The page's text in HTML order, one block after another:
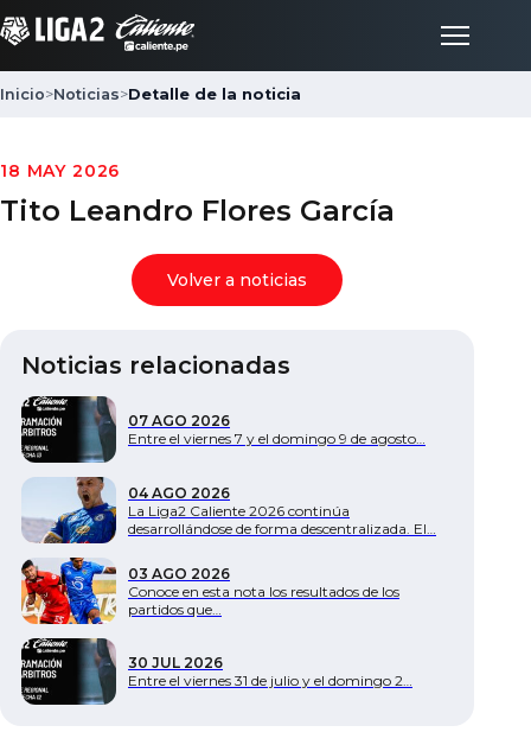
Inicio
LigaFan
Clubes
Noticias
Documentos
Inicio>Noticias>Detalle de la noticia
18 MAY 2026
Tito Leandro Flores García
Volver a noticias
Noticias relacionadas
07 AGO 2026
Entre el viernes 7 y el domingo 9 de agosto…
04 AGO 2026
La Liga2 Caliente 2026 continúa
desarrollándose de forma descentralizada. El…
03 AGO 2026
Conoce en esta nota los resultados de los
partidos que…
30 JUL 2026
Entre el viernes 31 de julio y el domingo 2…